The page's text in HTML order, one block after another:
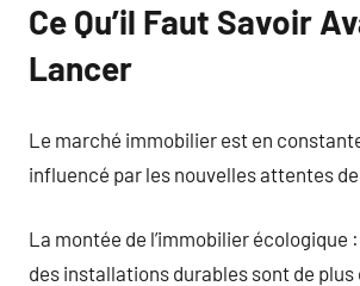
Ce Qu’il Faut Savoir
Lancer
Le marché immobilier est en
influencé par les nouvelles attentes
La montée de l’immobilier écologique
des installations durables sont de plus